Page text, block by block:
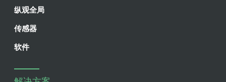
纵观全局
传感器
软件